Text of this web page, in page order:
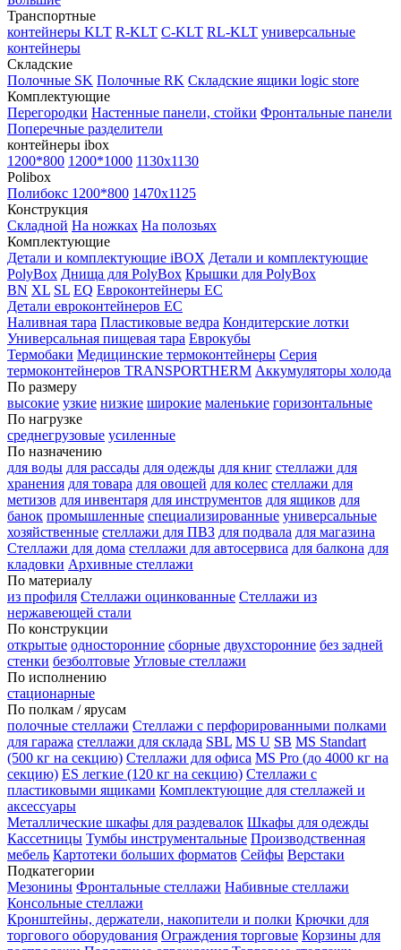
Транспортные
контейнеры KLT R-KLT C-KLT RL-KLT универсальные
контейнеры
Складские
Полочные SK Полочные RK Складские ящики logic store
Комплектующие
Перегородки Настенные панели, стойки Фронтальные панели
Поперечные разделители
контейнеры ibox
1200*800 1200*1000 1130x1130
Polibox
Полибокс 1200*800 1470х1125
Конструкция
Складной На ножках На полозьях
Комплектующие
Детали и комплектующие iBOX Детали и комплектующие
PolyBox Днища для PolyBox Крышки для PolyBox
BN XL SL EQ Евроконтейнеры EC
Детали евроконтейнеров EC
Наливная тара Пластиковые ведра Кондитерские лотки
Универсальная пищевая тара Еврокубы
Термобаки Медицинские термоконтейнеры Серия
термоконтейнеров TRANSPORTHERM Аккумуляторы холода
По размеру
высокие узкие низкие широкие маленькие горизонтальные
По нагрузке
среднегрузовые усиленные
По назначению
для воды для рассады для одежды для книг стеллажи для
хранения для товара для овощей для колес стеллажи для
метизов для инвентаря для инструментов для ящиков для
банок промышленные специализированные универсальные
хозяйственные стеллажи для ПВЗ для подвала для магазина
Стеллажи для дома стеллажи для автосервиса для балкона для
кладовки Архивные стеллажи
По материалу
из профиля Стеллажи оцинкованные Стеллажи из
нержавеющей стали
По конструкции
открытые односторонние сборные двухсторонние без задней
стенки безболтовые Угловые стеллажи
По исполнению
стационарные
По полкам / ярусам
полочные стеллажи Стеллажи с перфорированными полками
для гаража стеллажи для склада SBL MS U SB MS Standart
(500 кг на секцию) Стеллажи для офиса MS Pro (до 4000 кг на
секцию) ES легкие (120 кг на секцию) Стеллажи с
пластиковыми ящиками Комплектующие для стеллажей и
аксессуары
Металлические шкафы для раздевалок Шкафы для одежды
Кассетницы Тумбы инструментальные Производственная
мебель Картотеки больших форматов Сейфы Верстаки
Подкатегории
Мезонины Фронтальные стеллажи Набивные стеллажи
Консольные стеллажи
Кронштейны, держатели, накопители и полки Крючки для
торгового оборудования Ограждения торговые Корзины для